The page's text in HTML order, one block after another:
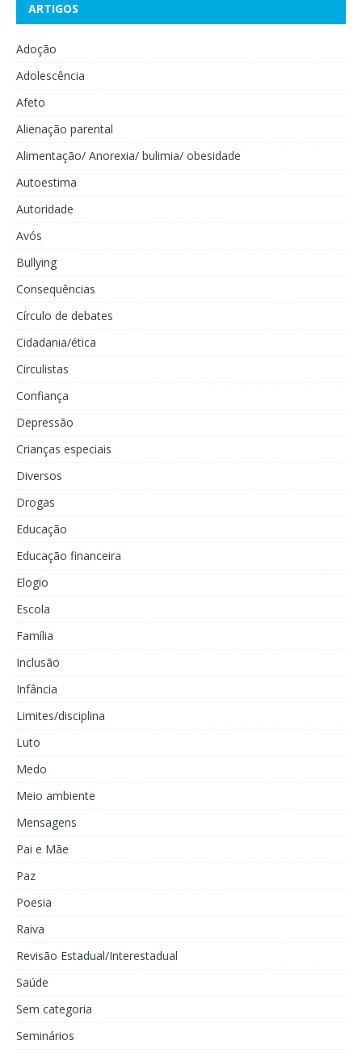
ARTIGOS
Adoção
Adolescência
Afeto
Alienação parental
Alimentação/ Anorexia/ bulimia/ obesidade
Autoestima
Autoridade
Avós
Bullying
Consequências
Círculo de debates
Cidadania/ética
Circulistas
Confiança
Depressão
Crianças especiais
Diversos
Drogas
Educação
Educação financeira
Elogio
Escola
Família
Inclusão
Infância
Limites/disciplina
Luto
Medo
Meio ambiente
Mensagens
Pai e Mãe
Paz
Poesia
Raiva
Revisão Estadual/Interestadual
Saúde
Sem categoria
Seminários